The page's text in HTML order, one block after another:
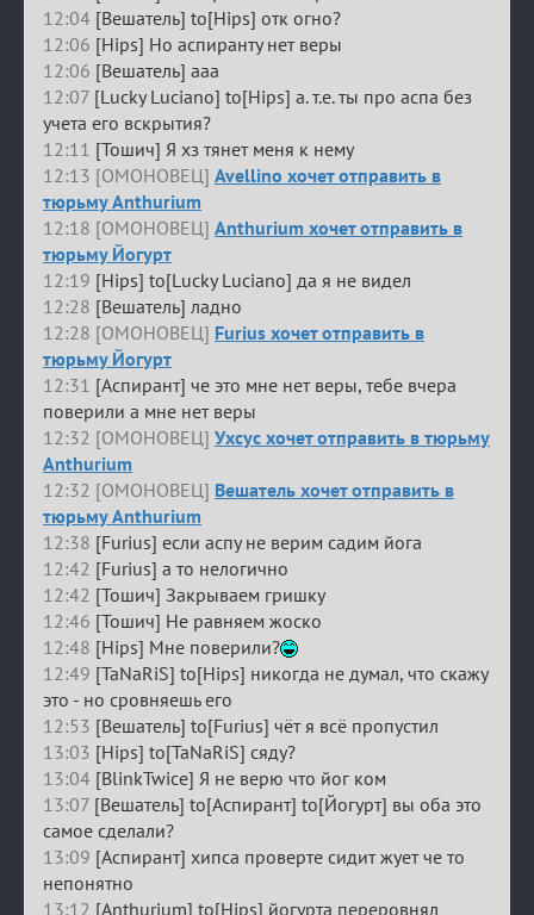
12:04 [Вешатель] to[Hips] отк огно?
12:06 [Hips] Но аспиранту нет веры
12:06 [Вешатель] ааа
12:07 [Lucky Luciano] to[Hips] а. т.е. ты про аспа без
учета его вскрытия?
12:11 [Тошич] Я хз тянет меня к нему
12:13 [ОМОНОВЕЦ] Avellino хочет отправить в
тюрьму Anthurium
12:18 [ОМОНОВЕЦ] Anthurium хочет отправить в
тюрьму Йогурт
12:19 [Hips] to[Lucky Luciano] да я не видел
12:28 [Вешатель] ладно
12:28 [ОМОНОВЕЦ] Furius хочет отправить в
тюрьму Йогурт
12:31 [Аспирант] че это мне нет веры, тебе вчера
поверили а мне нет веры
12:32 [ОМОНОВЕЦ] Ухсус хочет отправить в тюрьму
Anthurium
12:32 [ОМОНОВЕЦ] Вешатель хочет отправить в
тюрьму Anthurium
12:38 [Furius] если аспу не верим садим йога
12:42 [Furius] а то нелогично
12:42 [Тошич] Закрываем гришку
12:46 [Тошич] Не равняем жоско
12:48 [Hips] Мне поверили?
12:49 [TaNaRiS] to[Hips] никогда не думал, что скажу
это - но сровняешь его
12:53 [Вешатель] to[Furius] чёт я всё пропустил
13:03 [Hips] to[TaNaRiS] сяду?
13:04 [BlinkTwice] Я не верю что йог ком
13:07 [Вешатель] to[Аспирант] to[Йогурт] вы оба это
самое сделали?
13:09 [Аспирант] хипса проверте сидит жует че то
непонятно
13:12 [Anthurium] to[Hips] йогурта переровнял